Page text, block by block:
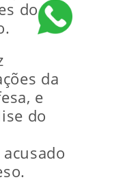
do
da
e
do